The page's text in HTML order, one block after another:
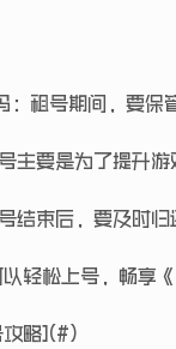
：租号期间，要保
主要是为了提升游
结束后，要及时归
轻松上号，畅享
攻略](#)